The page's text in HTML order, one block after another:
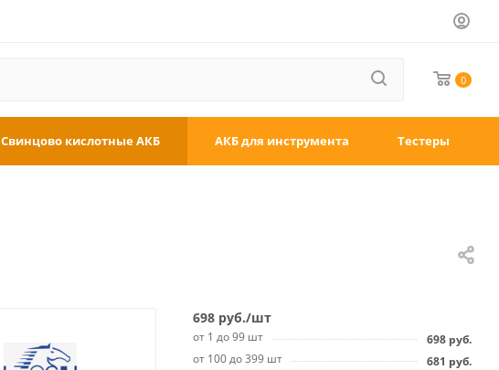
0
Свинцово кислотные АКБ АКБ для инструмента Тестеры
698 руб./шт
от 1 до 99 шт 698 руб.
от 100 до 399 шт
681 руб.